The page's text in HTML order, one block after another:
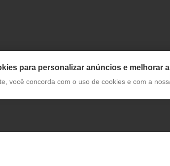
para personalizar anúncios e melhorar
você concorda com o uso de cookies e com a